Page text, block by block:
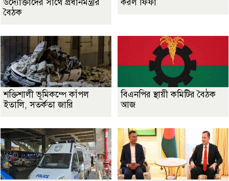
উদ্যোক্তাদের সাথে প্রধানমন্ত্রীর
বৈঠক
করল ফিফা
শক্তিশালী ভূমিকম্পে কাঁপল
ইতালি, সতর্কতা জারি
বিএনপির স্থায়ী কমিটির বৈঠক
আজ